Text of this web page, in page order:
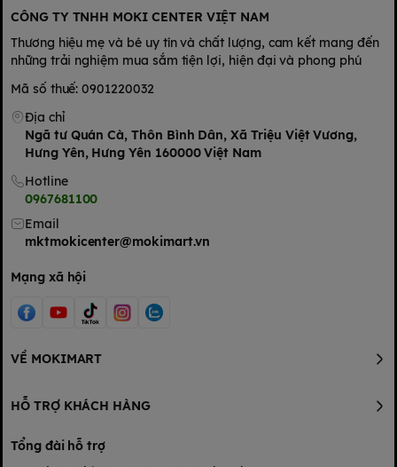
Cho 1 gói (18 g) vào ly/cốc, thêm khoảng 85ml nước nóng,
thích.
Hướng dẫn bảo quản: Bảo quản nơi khô ráo, thoáng mát,
tránh ánh nắng trực tiếp
4. Quy cách
5.Thành phần
Đường tinh luyện, ngũ cốc ngô mảnh 23,18% [ngô (nước ngoài),
CÔNG TY TNHH MOKI CENTER VIỆT NAM
Thương hiệu mẹ và bé uy tín và chất lượng, cam kết mang đến
những trải nghiệm mua sắm tiện lợi, hiện đại và phong phú
Mã số thuế: 0901220032
Địa chỉ
Ngã tư Quán Cà, Thôn Bình Dân, Xã Triệu Việt Vương,
Hưng Yên, Hưng Yên 160000 Việt Nam
Hotline
0967681100
Email
mktmokicenter@mokimart.vn
Mạng xã hội
VỀ MOKIMART
HỖ TRỢ KHÁCH HÀNG
Tổng đài hỗ trợ